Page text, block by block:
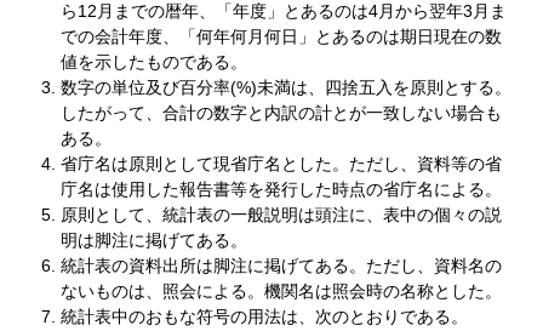
ら12月までの暦年、「年度」とあるのは4月から翌年3月ま
での会計年度、「何年何月何日」とあるのは期日現在の数
値を示したものである。
数字の単位及び百分率(%)未満は、四捨五入を原則とする。
したがって、合計の数字と内訳の計とが一致しない場合も
ある。
省庁名は原則として現省庁名とした。ただし、資料等の省
庁名は使用した報告書等を発行した時点の省庁名による。
原則として、統計表の一般説明は頭注に、表中の個々の説
明は脚注に掲げてある。
統計表の資料出所は脚注に掲げてある。ただし、資料名の
ないものは、照会による。機関名は照会時の名称とした。
統計表中のおもな符号の用法は、次のとおりである。